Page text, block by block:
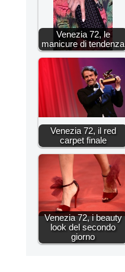
Venezia 72, le
manicure di tendenza
Venezia 72, il red
carpet finale
Venezia 72, i beauty
look del secondo
giorno